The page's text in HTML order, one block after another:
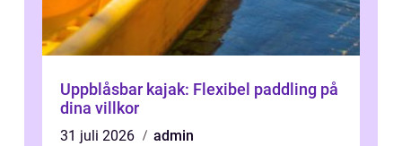
Uppblåsbar kajak: Flexibel paddling på
dina villkor
31 juli 2026
admin